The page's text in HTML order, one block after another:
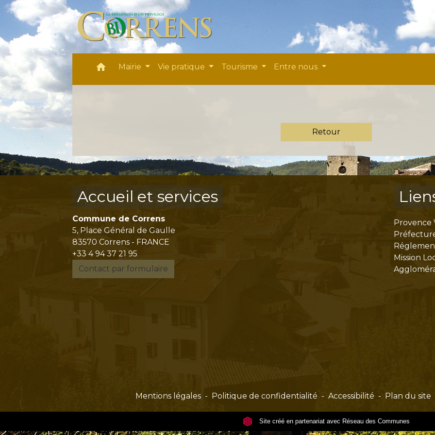
home Mairie Vie pratique Tourisme Entre nous
Retour
Accueil et services
Commune de Correns
5, Place Général de Gaulle
83570 Correns - FRANCE
+33 4 94 37 21 95
Contact par formulaire
Provence
Mission
Mentions légales - Politique de confidentialité - Accessibilité - Plan du site
Site créé en partenariat avec Réseau des Communes